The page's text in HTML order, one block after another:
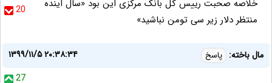
20
خلاصه صحبت رییس کل بانک مرکزی این بود «سال اینده
منتظر دلار زیر سی تومن نباشید»
مال باخته: پاسخ
۱۳۹۹/۱۱/۵ ۲۰:۳۸:۳۴
27